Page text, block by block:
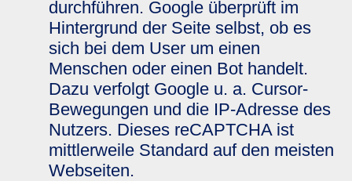
durchführen. Google überprüft im
Hintergrund der Seite selbst, ob es
sich bei dem User um einen
Menschen oder einen Bot handelt.
Dazu verfolgt Google u. a. Cursor-
Bewegungen und die IP-Adresse des
Nutzers. Dieses reCAPTCHA ist
mittlerweile Standard auf den meisten
Webseiten.